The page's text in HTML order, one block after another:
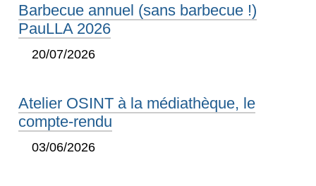
Barbecue annuel (sans barbecue !)
PauLLA 2026
20/07/2026
Atelier OSINT à la médiathèque, le
compte-rendu
03/06/2026